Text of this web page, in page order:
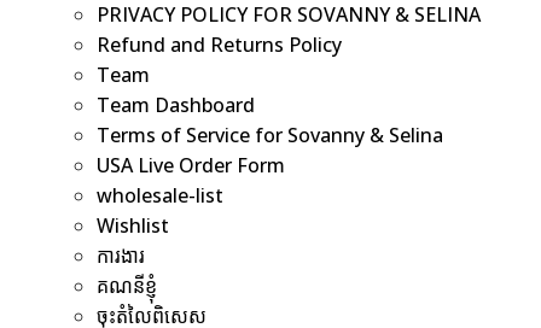
PRIVACY POLICY FOR SOVANNY & SELINA
Refund and Returns Policy
Team
Team Dashboard
Terms of Service for Sovanny & Selina
USA Live Order Form
wholesale-list
Wishlist
ការងារ
គណនីខ្ញុំ
ចុះតំលៃពិសេស